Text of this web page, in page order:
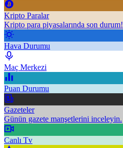
Kripto Paralar
Kripto para piyasalarında son durum!
Hava Durumu
Maç Merkezi
Puan Durumu
Gazeteler
Günün gazete manşetlerini inceleyin.
Canlı Tv